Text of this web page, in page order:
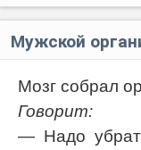
Мужской
Мозг собрал
Говорит:
— Надо